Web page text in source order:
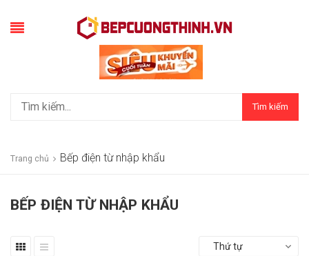
Tìm kiếm
Trang chủ Bếp điện từ nhập khẩu
BẾP ĐIỆN TỪ NHẬP KHẨU
Thứ tự